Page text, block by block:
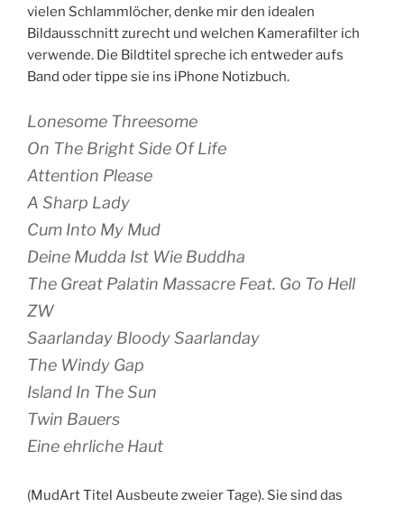
vielen Schlammlöcher, denke mir den idealen
Bildausschnitt zurecht und welchen Kamerafilter ich
verwende. Die Bildtitel spreche ich entweder aufs
Band oder tippe sie ins iPhone Notizbuch.
Lonesome Threesome
On The Bright Side Of Life
Attention Please
A Sharp Lady
Cum Into My Mud
Deine Mudda Ist Wie Buddha
The Great Palatin Massacre Feat. Go To Hell
ZW
Saarlanday Bloody Saarlanday
The Windy Gap
Island In The Sun
Twin Bauers
Eine ehrliche Haut
(MudArt Titel Ausbeute zweier Tage). Sie sind das